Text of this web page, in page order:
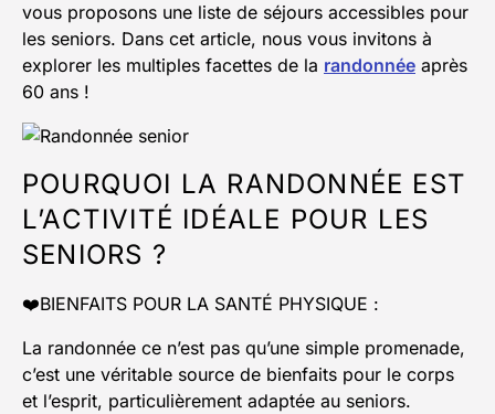
vous proposons une liste de séjours accessibles pour
les seniors. Dans cet article, nous vous invitons à
explorer les multiples facettes de la randonnée après
60 ans !
POURQUOI LA RANDONNÉE EST
L’ACTIVITÉ IDÉALE POUR LES
SENIORS ?
❤️BIENFAITS POUR LA SANTÉ PHYSIQUE :
La randonnée ce n’est pas qu’une simple promenade,
c’est une véritable source de bienfaits pour le corps
et l’esprit, particulièrement adaptée au seniors.